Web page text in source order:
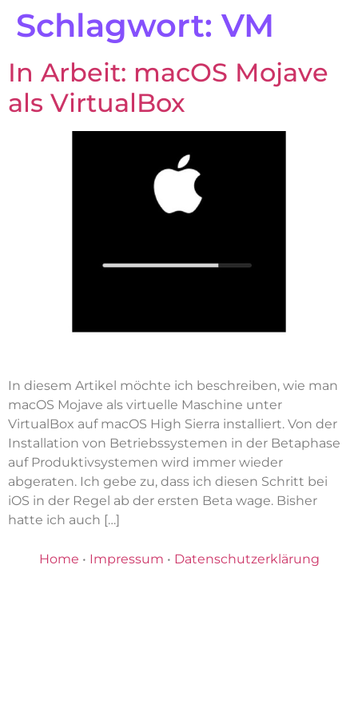
Schlagwort: VM
In Arbeit: macOS Mojave
als VirtualBox
In diesem Artikel möchte ich beschreiben, wie man
macOS Mojave als virtuelle Maschine unter
VirtualBox auf macOS High Sierra installiert. Von der
Installation von Betriebssystemen in der Betaphase
auf Produktivsystemen wird immer wieder
abgeraten. Ich gebe zu, dass ich diesen Schritt bei
iOS in der Regel ab der ersten Beta wage. Bisher
hatte ich auch […]
Home • Impressum • Datenschutzerklärung